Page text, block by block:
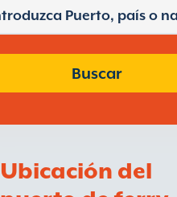
Buscar
Ubicación del